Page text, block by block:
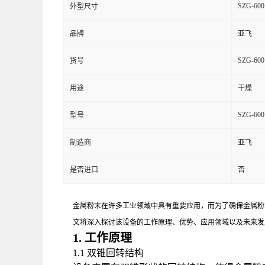
外型尺寸 SZG-600
品牌 亚飞
货号 SZG-600
用途 干燥
型号 SZG-600
制造商 亚飞
是否进口 否
金属粉末在许多工业领域中具有重要应用，而为了确保金属
文将深入探讨该设备的工作原理、优势、应用领域以及未来
1. 工作原理
1.1 双锥回转结构